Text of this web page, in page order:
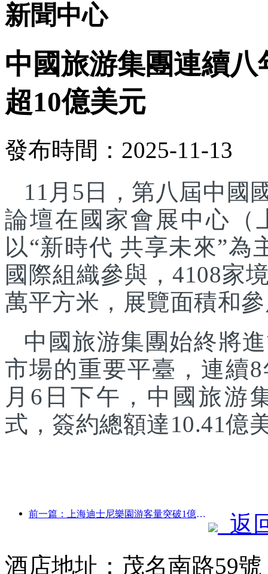
新聞中心
中國旅游集團連續
超10億美元
發布時間：2025-11-13
11月5日，第八屆中國
論壇在國家會展中心（
以“新時代 共享未來”為
國際組織參與，4108家
萬平方米，展覽面積和
中國旅游集團始終將
市場的重要平臺，連續
月6日下午，中國旅游
式，簽約總額達10.41億
前一篇：上海迪士尼樂園游客量突破1億人次 將擴建第四座主題酒店
返
酒店地址：茂名南路59